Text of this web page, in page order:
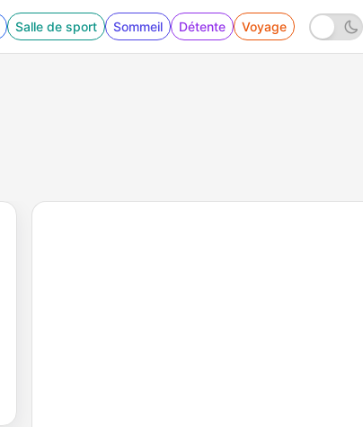
Salle de sport Sommeil Détente Voyage